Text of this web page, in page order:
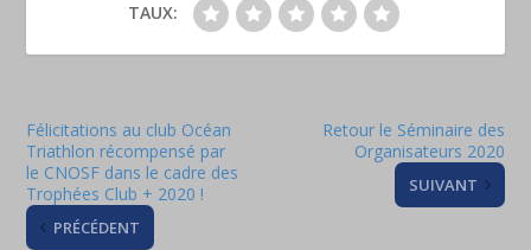
TAUX:
Félicitations au club Océan
Triathlon récompensé par
le CNOSF dans le cadre des
Trophées Club + 2020 !
PRÉCÉDENT
Retour le Séminaire des
Organisateurs 2020
SUIVANT